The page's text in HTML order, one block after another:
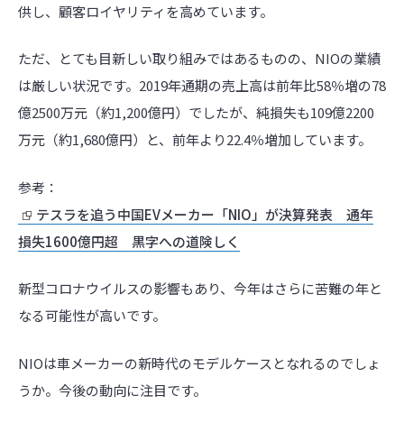
供し、顧客ロイヤリティを高めています。
ただ、とても目新しい取り組みではあるものの、NIOの業績
は厳しい状況です。2019年通期の売上高は前年比58％増の78
億2500万元（約1,200億円）でしたが、純損失も109億2200
万元（約1,680億円）と、前年より22.4％増加しています。
参考：
テスラを追う中国EVメーカー「NIO」が決算発表 通年
損失1600億円超 黒字への道険しく
新型コロナウイルスの影響もあり、今年はさらに苦難の年と
なる可能性が高いです。
NIOは車メーカーの新時代のモデルケースとなれるのでしょ
うか。今後の動向に注目です。